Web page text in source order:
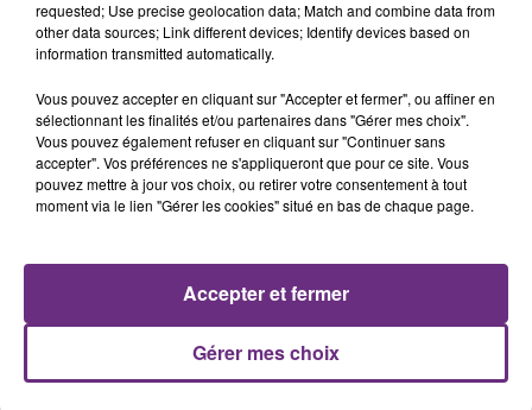
UN FEU DE REMORQUE BLOQUE LA
CIRCULATION DANS LES ARDENNES
Un feu de remorque s'est déclaré ce mercredi en
fin de matinée sur l'A34.
VENEZ FÊTER CE WEEK-END
L'ANNIVERSAIRE DE WOINIC
requested; Use precise geolocation data; Match and combine data from
other data sources; Link different devices; Identify devices based on
information transmitted automatically.
Vous pouvez accepter en cliquant sur "Accepter et fermer", ou affiner en
sélectionnant les finalités et/ou partenaires dans "Gérer mes choix".
Vous pouvez également refuser en cliquant sur "Continuer sans
accepter". Vos préférences ne s'appliqueront que pour ce site. Vous
pouvez mettre à jour vos choix, ou retirer votre consentement à tout
moment via le lien "Gérer les cookies" situé en bas de chaque page.
Gérer mes choix
Accepter et fermer